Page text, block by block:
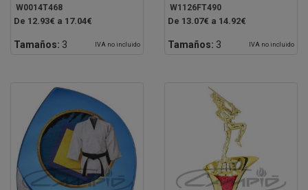
W0014T468
De 12.93€ a 17.04€
Tamaños: 3 IVA no incluido
W1126FT490
De 13.07€ a 14.92€
Tamaños: 3 IVA no incluido